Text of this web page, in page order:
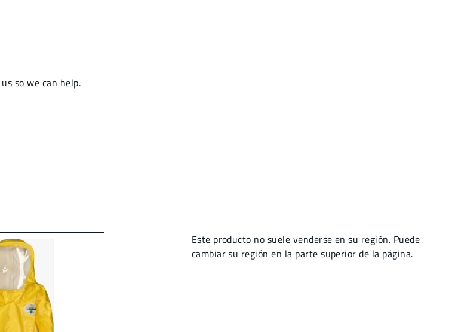
Este producto no suele venderse en su región. Puede
cambiar su región en la parte superior de la página.